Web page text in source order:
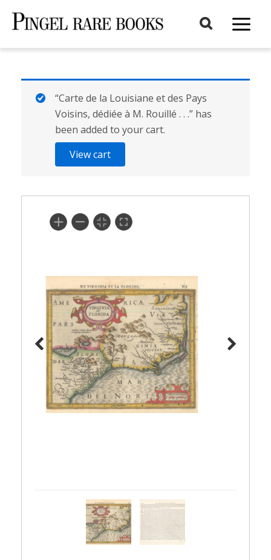
Main
View cart
“Carte de la Louisiane et des Pays
Voisins, dédiée à M. Rouillé . . .” has
been added to your cart.